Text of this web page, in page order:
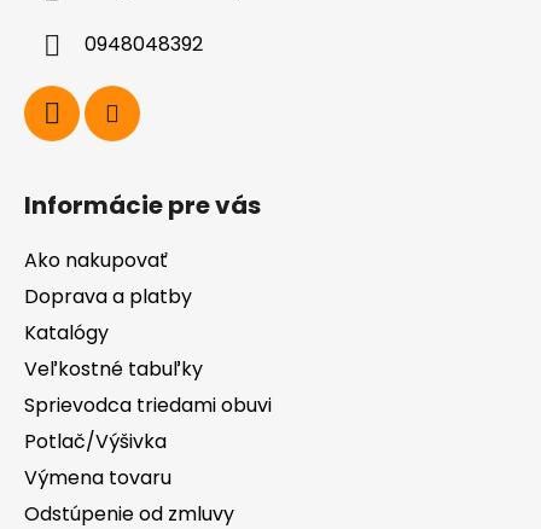
0948048392
Informácie pre vás
Ako nakupovať
Doprava a platby
Katalógy
Veľkostné tabuľky
Sprievodca triedami obuvi
Potlač/Výšivka
Výmena tovaru
Odstúpenie od zmluvy